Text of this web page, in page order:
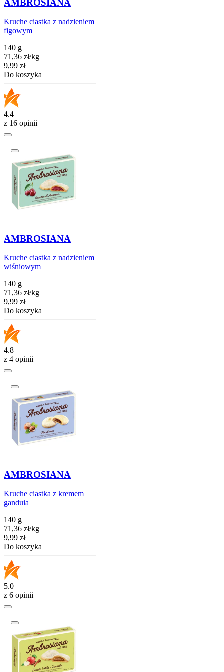
AMBROSIANA
Kruche ciastka z nadzieniem
figowym
140 g
71,36 zł/kg
Cena
9,99 zł
Do koszyka
4.4
z 16 opinii
AMBROSIANA
Kruche ciastka z nadzieniem
wiśniowym
140 g
71,36 zł/kg
Cena
9,99 zł
Do koszyka
4.8
z 4 opinii
AMBROSIANA
Kruche ciastka z kremem
ganduia
140 g
71,36 zł/kg
Cena
9,99 zł
Do koszyka
5.0
z 6 opinii